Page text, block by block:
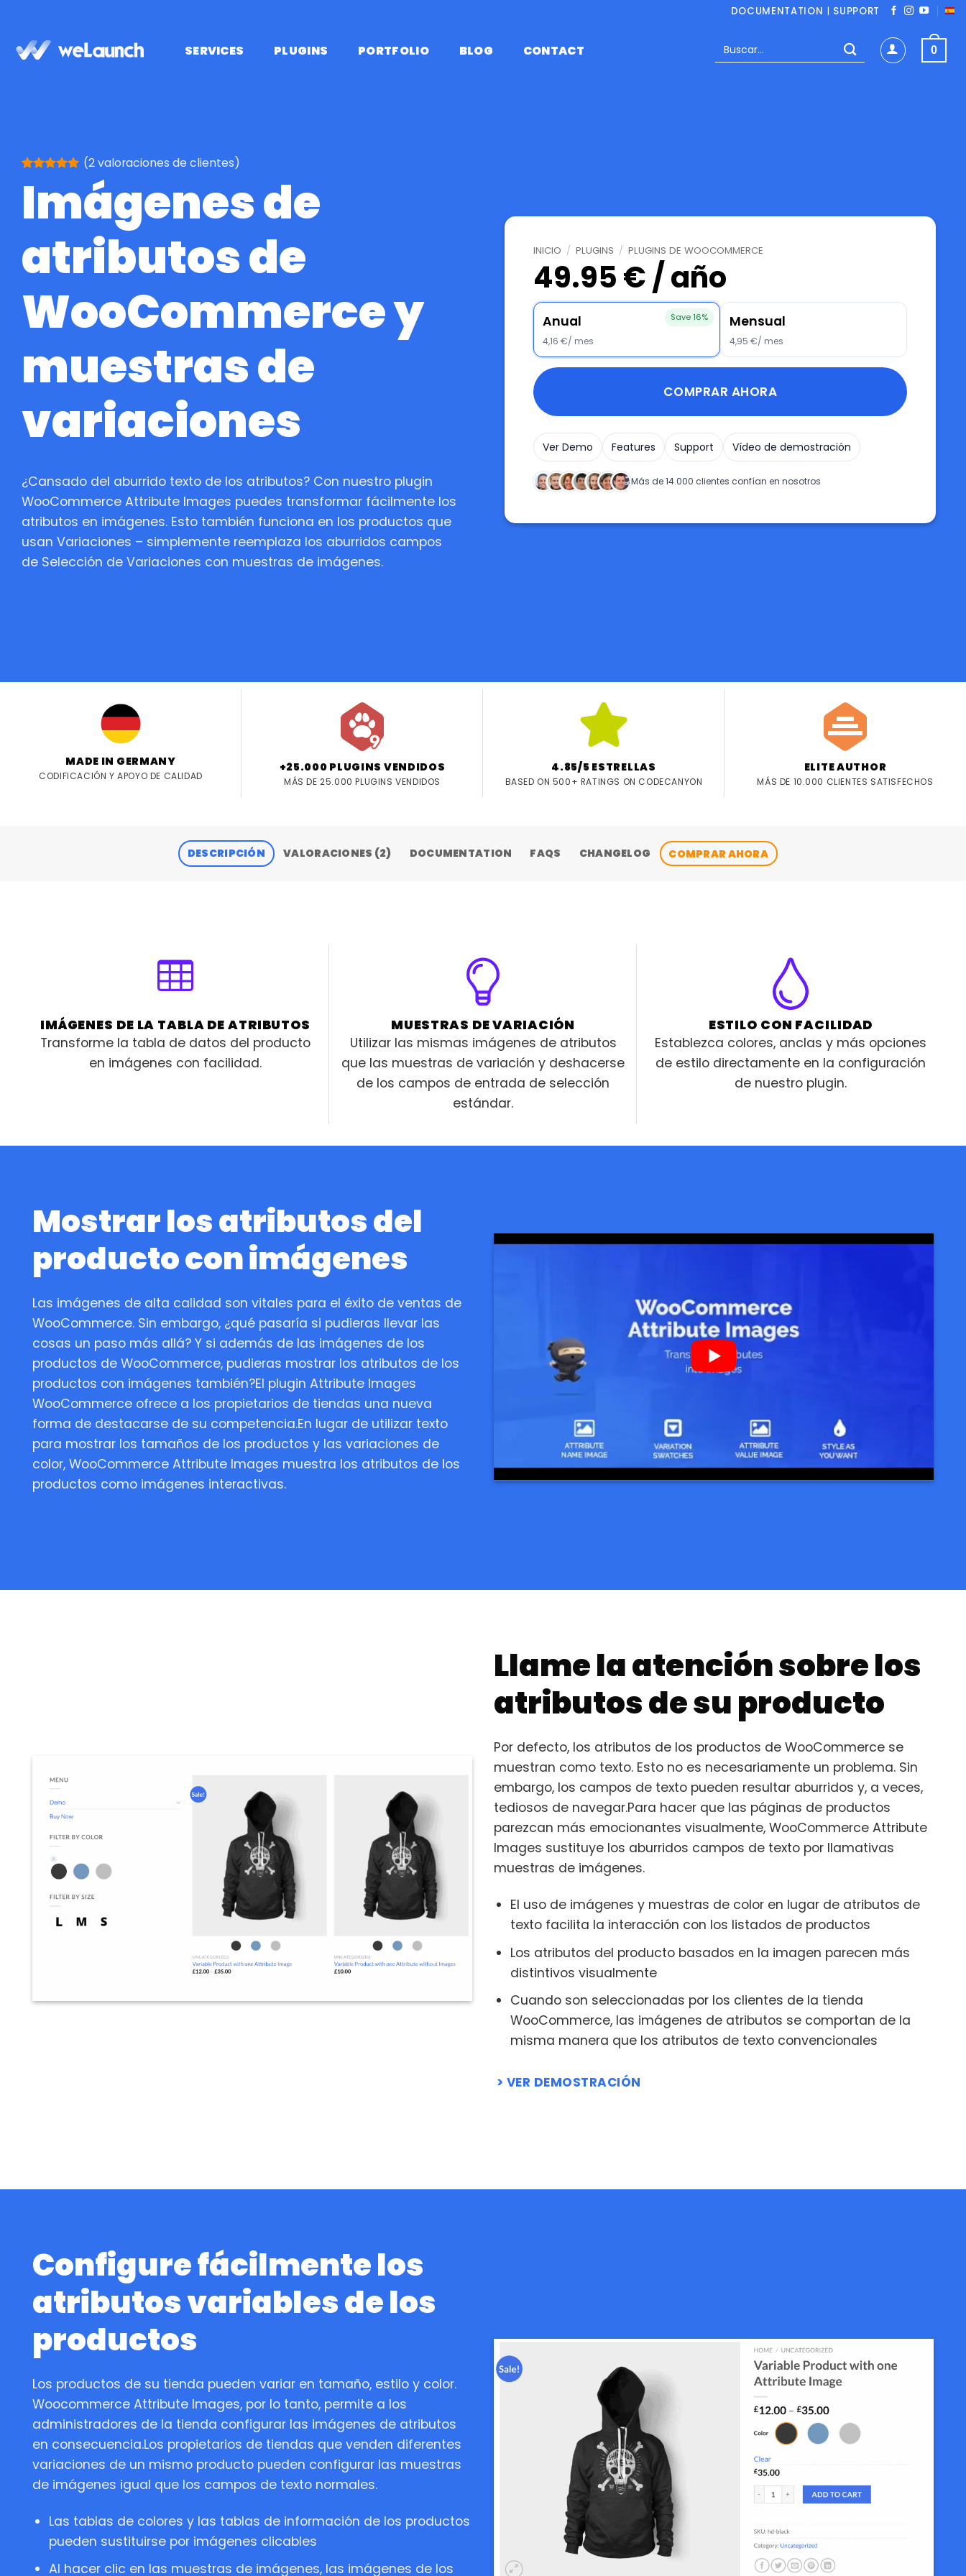
contenido
DOCUMENTATION | SUPPORT
SERVICES PLUGINS PORTFOLIO BLOG CONTACT
Buscar
por:
0
con5de 5
en base a
(2valoraciones de clientes)
Imágenes de
atributos de
WooCommerce y
muestras de
variaciones
¿Cansado del aburrido texto de los atributos? Con nuestro plugin
WooCommerce Attribute Images puedes transformar fácilmente los
atributos en imágenes. Esto también funciona en los productos que
usan Variaciones – simplemente reemplaza los aburridos campos
de Selección de Variaciones con muestras de imágenes.
INICIO / PLUGINS / PLUGINS DE WOOCOMMERCE
49.95 € / año
Save 16%
Anual
4,16 €/ mes
Mensual
4,95 €/ mes
COMPRAR AHORA
Ver Demo Features Support Vídeo de demostración
Más de 14.000 clientes confían en nosotros
MADE IN GERMANY
CODIFICACIÓN Y APOYO DE CALIDAD
+25.000 PLUGINS VENDIDOS
MÁS DE 25.000 PLUGINS VENDIDOS
4.85/5 ESTRELLAS
BASED ON 500+ RATINGS ON CODECANYON
ELITE AUTHOR
MÁS DE 10.000 CLIENTES SATISFECHOS
DESCRIPCIÓN VALORACIONES (2) DOCUMENTATION FAQS CHANGELOG COMPRAR AHORA
IMÁGENES DE LA TABLA DE ATRIBUTOS
Transforme la tabla de datos del producto
en imágenes con facilidad.
MUESTRAS DE VARIACIÓN
Utilizar las mismas imágenes de atributos
que las muestras de variación y deshacerse
de los campos de entrada de selección
estándar.
ESTILO CON FACILIDAD
Establezca colores, anclas y más opciones
de estilo directamente en la configuración
de nuestro plugin.
Mostrar los atributos del
producto con imágenes
Las imágenes de alta calidad son vitales para el éxito de ventas de
WooCommerce. Sin embargo, ¿qué pasaría si pudieras llevar las
cosas un paso más allá? Y si además de las imágenes de los
productos de WooCommerce, pudieras mostrar los atributos de los
productos con imágenes también?El plugin Attribute Images
WooCommerce ofrece a los propietarios de tiendas una nueva
forma de destacarse de su competencia.En lugar de utilizar texto
para mostrar los tamaños de los productos y las variaciones de
color, WooCommerce Attribute Images muestra los atributos de los
productos como imágenes interactivas.
Llame la atención sobre los
atributos de su producto
Por defecto, los atributos de los productos de WooCommerce se
muestran como texto. Esto no es necesariamente un problema. Sin
embargo, los campos de texto pueden resultar aburridos y, a veces,
tediosos de navegar.Para hacer que las páginas de productos
parezcan más emocionantes visualmente, WooCommerce Attribute
Images sustituye los aburridos campos de texto por llamativas
muestras de imágenes.
El uso de imágenes y muestras de color en lugar de atributos de
texto facilita la interacción con los listados de productos
Los atributos del producto basados en la imagen parecen más
distintivos visualmente
Cuando son seleccionadas por los clientes de la tienda
WooCommerce, las imágenes de atributos se comportan de la
misma manera que los atributos de texto convencionales
VER DEMOSTRACIÓN
Configure fácilmente los
atributos variables de los
productos
Los productos de su tienda pueden variar en tamaño, estilo y color.
Woocommerce Attribute Images, por lo tanto, permite a los
administradores de la tienda configurar las imágenes de atributos
en consecuencia.Los propietarios de tiendas que venden diferentes
variaciones de un mismo producto pueden configurar las muestras
de imágenes igual que los campos de texto normales.
Las tablas de colores y las tablas de información de los productos
pueden sustituirse por imágenes clicables
Al hacer clic en las muestras de imágenes, las imágenes de los